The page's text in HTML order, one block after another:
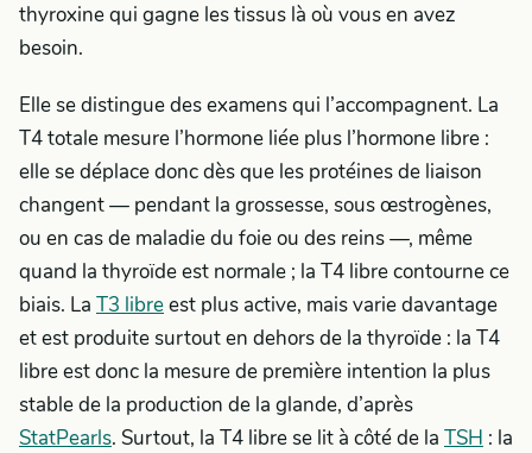
thyroxine qui gagne les tissus là où vous en avez
besoin.
Elle se distingue des examens qui l’accompagnent. La
T4 totale mesure l’hormone liée plus l’hormone libre :
elle se déplace donc dès que les protéines de liaison
changent — pendant la grossesse, sous œstrogènes,
ou en cas de maladie du foie ou des reins —, même
quand la thyroïde est normale ; la T4 libre contourne ce
biais. La T3 libreest plus active, mais varie davantage
et est produite surtout en dehors de la thyroïde : la T4
libre est donc la mesure de première intention la plus
stable de la production de la glande, d’après
StatPearls. Surtout, la T4 libre se lit à côté de la TSH : la